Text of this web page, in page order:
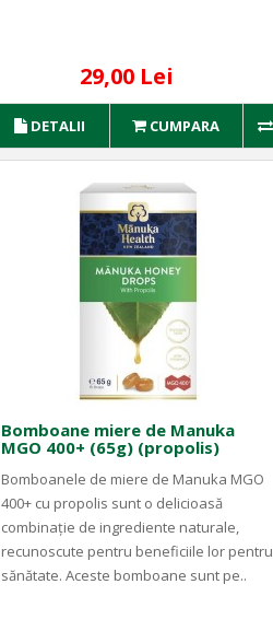
29,00 Lei
DETALII CUMPARA
Bomboane miere de Manuka
MGO 400+ (65g) (propolis)
Bomboanele de miere de Manuka MGO
400+ cu propolis sunt o delicioasă
combinație de ingrediente naturale,
recunoscute pentru beneficiile lor pentru
sănătate. Aceste bomboane sunt pe..